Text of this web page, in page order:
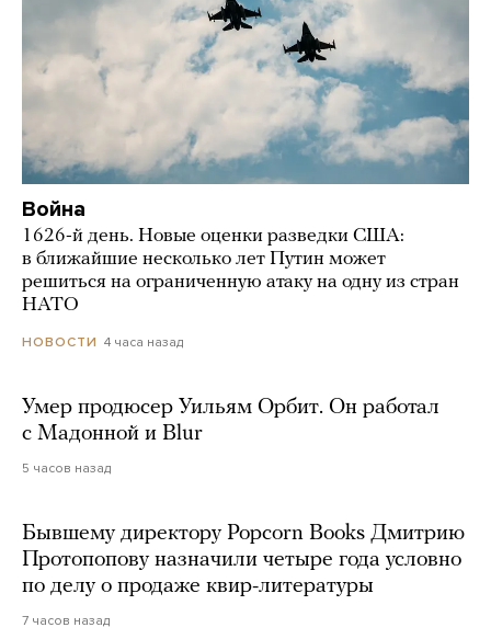
Война
1626-й день. Новые оценки разведки США:
в ближайшие несколько лет Путин может
решиться на ограниченную атаку на одну из стран
НАТО
НОВОСТИ 4 часа назад
Умер продюсер Уильям Орбит. Он работал
с Мадонной и Blur
5 часов назад
Бывшему директору Popcorn Books Дмитрию
Протопопову назначили четыре года условно
по делу о продаже квир-литературы
7 часов назад